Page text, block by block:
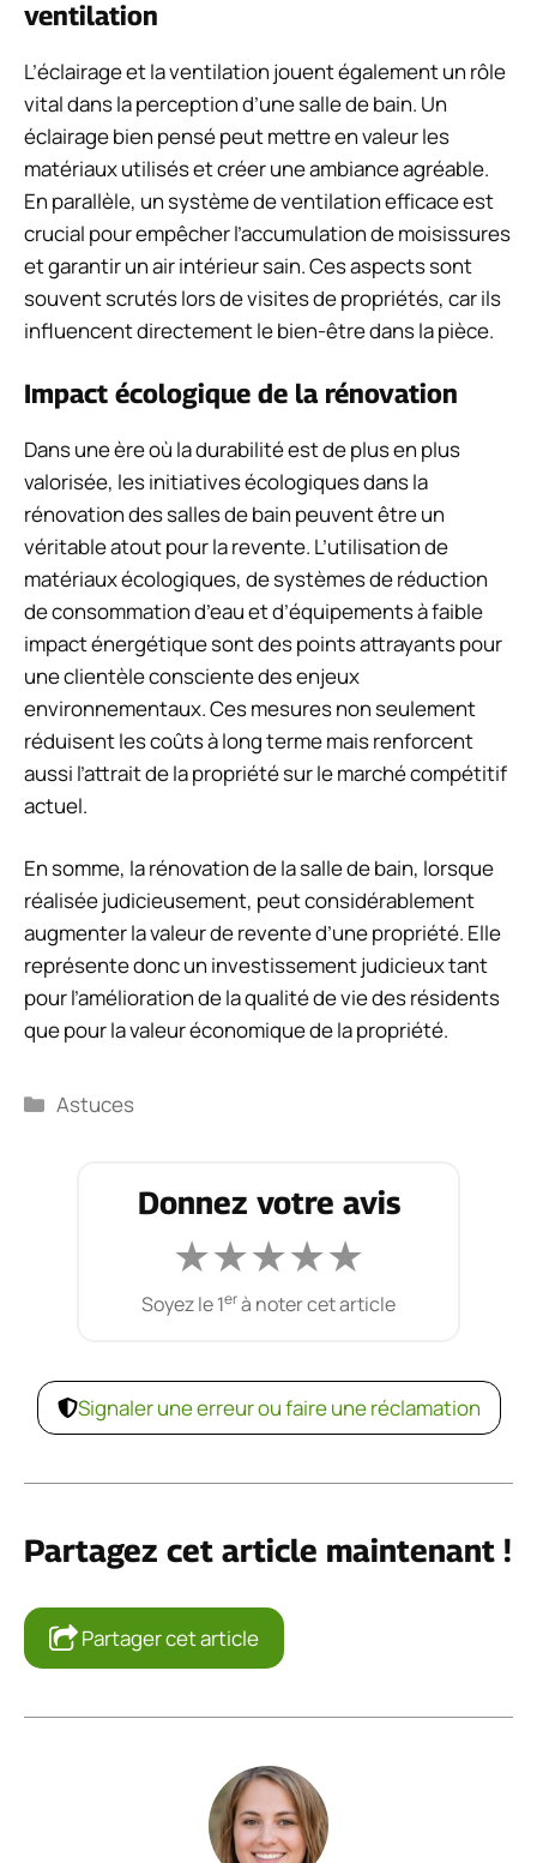
ventilation
L’éclairage et la ventilation jouent également un rôle
vital dans la perception d’une salle de bain. Un
éclairage bien pensé peut mettre en valeur les
matériaux utilisés et créer une ambiance agréable.
En parallèle, un système de ventilation efficace est
crucial pour empêcher l’accumulation de moisissures
et garantir un air intérieur sain. Ces aspects sont
souvent scrutés lors de visites de propriétés, car ils
influencent directement le bien-être dans la pièce.
Impact écologique de la rénovation
Dans une ère où la durabilité est de plus en plus
valorisée, les initiatives écologiques dans la
rénovation des salles de bain peuvent être un
véritable atout pour la revente. L’utilisation de
matériaux écologiques, de systèmes de réduction
de consommation d’eau et d’équipements à faible
impact énergétique sont des points attrayants pour
une clientèle consciente des enjeux
environnementaux. Ces mesures non seulement
réduisent les coûts à long terme mais renforcent
aussi l’attrait de la propriété sur le marché compétitif
actuel.
En somme, la rénovation de la salle de bain, lorsque
réalisée judicieusement, peut considérablement
augmenter la valeur de revente d’une propriété. Elle
représente donc un investissement judicieux tant
pour l’amélioration de la qualité de vie des résidents
que pour la valeur économique de la propriété.
Catégories
Astuces
Donnez votre avis
★★★★★
Soyez le 1erà noter cet article
Signaler une erreur ou faire une réclamation
Partagez cet article maintenant !
Partager cet article